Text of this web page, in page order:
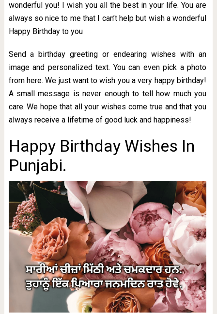
wonderful you! I wish you all the best in your life. You are
always so nice to me that I can’t help but wish a wonderful
Happy Birthday to you
Send a birthday greeting or endearing wishes with an
image and personalized text. You can even pick a photo
from here. We just want to wish you a very happy birthday!
A small message is never enough to tell how much you
care. We hope that all your wishes come true and that you
always receive a lifetime of good luck and happiness!
Happy Birthday Wishes In
Punjabi.